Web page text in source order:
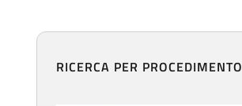
RICERCA PER PROCEDIMENTO